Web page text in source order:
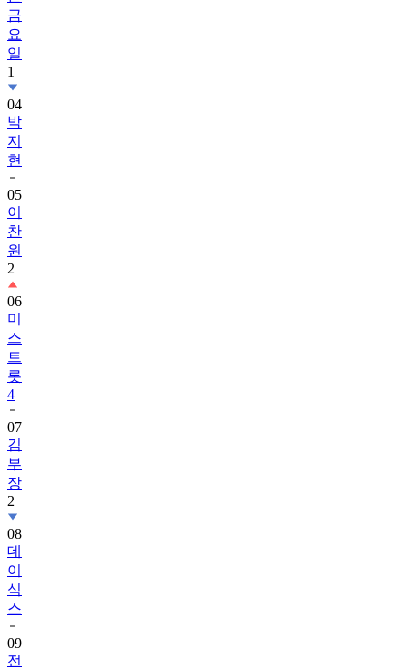
금
요
일
1
04
박
지
현
05
이
찬
원
2
06
미
스
트
롯
4
07
김
부
장
2
08
데
이
식
스
09
전